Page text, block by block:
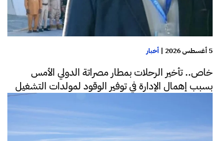
5 أغسطس 2026 | أخبار
خاص.. تأخير الرحلات بمطار مصراتة الدولي الأمس
بسبب إهمال الإدارة في توفير الوقود لمولدات التشغيل